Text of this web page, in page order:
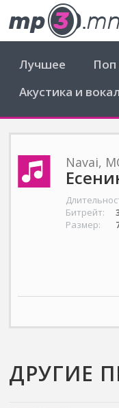
Лучшее Поп
Акустика и вокал
Navai,
Битрейт:
Размер:
ДРУГИЕ